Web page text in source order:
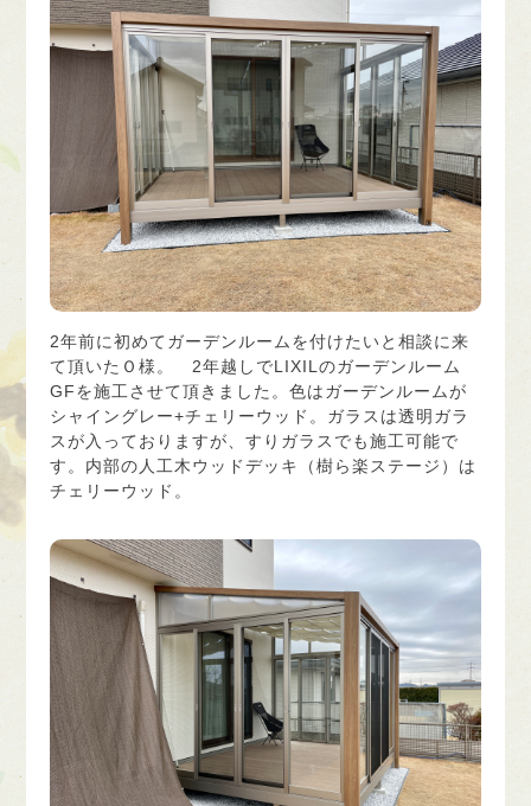
2年前に初めてガーデンルームを付けたいと相談に来
て頂いたＯ様。 2年越しでLIXILのガーデンルーム
GFを施工させて頂きました。色はガーデンルームが
シャイングレー+チェリーウッド。ガラスは透明ガラ
スが入っておりますが、すりガラスでも施工可能で
す。内部の人工木ウッドデッキ（樹ら楽ステージ）は
チェリーウッド。